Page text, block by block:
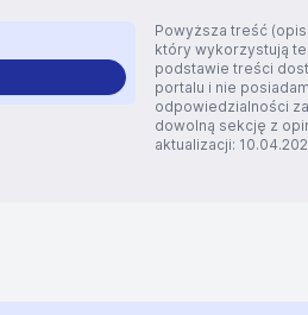
Powyższa treść
który wykorzystują
podstawie treści
portalu i nie
odpowiedzialności za
dowolną sekcję z
aktualizacji: